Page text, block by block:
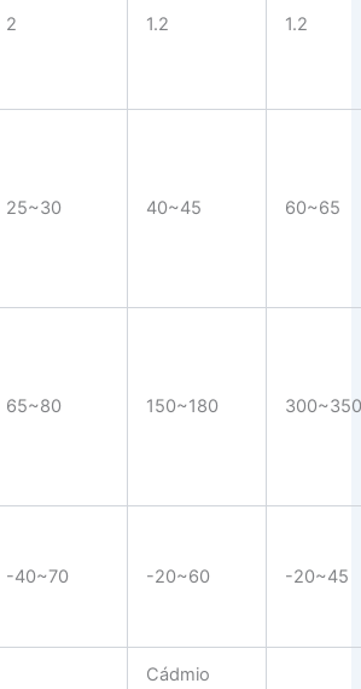
2 1.2 1.2
25~30 40~45 60~65
65~80 150~180
-40~70 -20~60 -20~45
Cádmio